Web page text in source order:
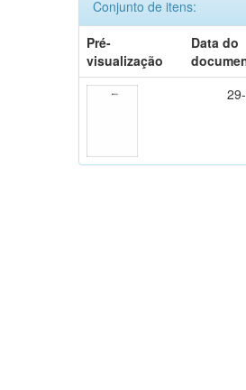
Conjunto de itens:
Pré-
visualização
Data do